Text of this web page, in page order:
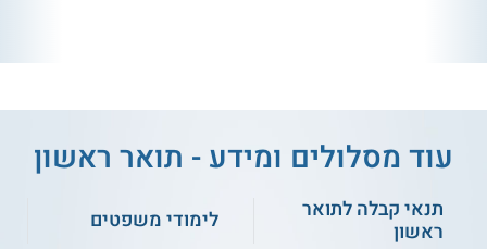
עוד מסלולים ומידע - תואר ראשון
תנאי קבלה לתואר
ראשון
לימודי משפטים